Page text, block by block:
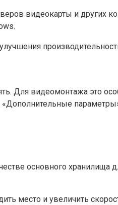
видеокарты и других
Для видеомонтажа это
основного хранилища
место и увеличить